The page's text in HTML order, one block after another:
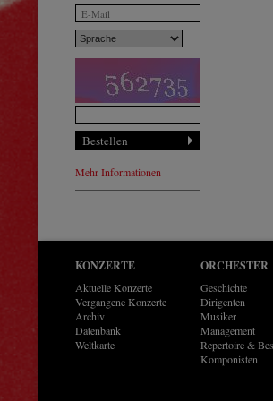
Mehr Informationen
KONZERTE
Aktuelle Konzerte
Vergangene Konzerte
Archiv
Datenbank
Weltkarte
ORCHESTER
Geschichte
Dirigenten
Musiker
Management
Repertoire &
Komponisten